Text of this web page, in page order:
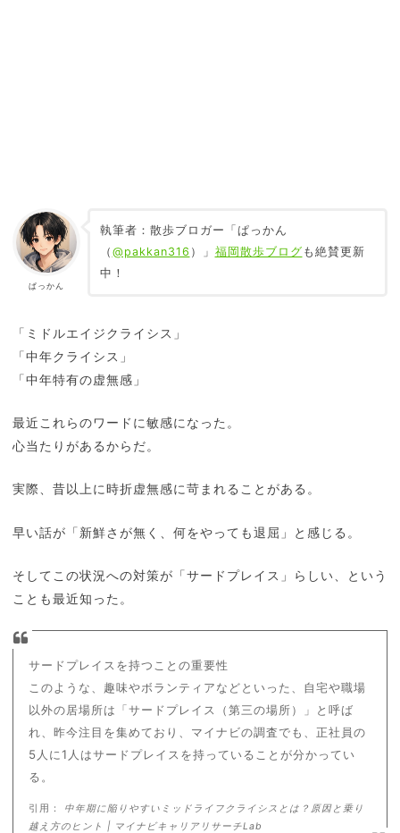
ぱっかん
執筆者：散歩ブロガー「ぱっかん
（ @pakkan316 ）」 福岡散歩ブログ も絶賛更新
中！
「ミドルエイジクライシス」
「中年クライシス」
「中年特有の虚無感」
最近これらのワードに敏感になった。
心当たりがあるからだ。
実際、昔以上に時折虚無感に苛まれることがある。
早い話が「新鮮さが無く、何をやっても退屈」と感じる。
そしてこの状況への対策が「サードプレイス」らしい、という
ことも最近知った。
サードプレイスを持つことの重要性
このような、趣味やボランティアなどといった、自宅や職場
以外の居場所は「サードプレイス（第三の場所）」と呼ば
れ、昨今注目を集めており、マイナビの調査でも、正社員の
5人に1人はサードプレイスを持っていることが分かってい
る。
引用：
中年期に陥りやすいミッドライフクライシスとは？原因と乗り
越え方のヒント | マイナビキャリアリサーチLab